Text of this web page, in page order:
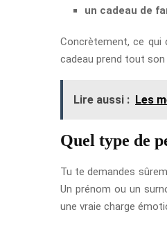
un cadeau de
Concrètement, ce qui
cadeau prend tout son
Lire aussi : Les
Quel type de
Tu te demandes
Un prénom ou un
une vraie charge